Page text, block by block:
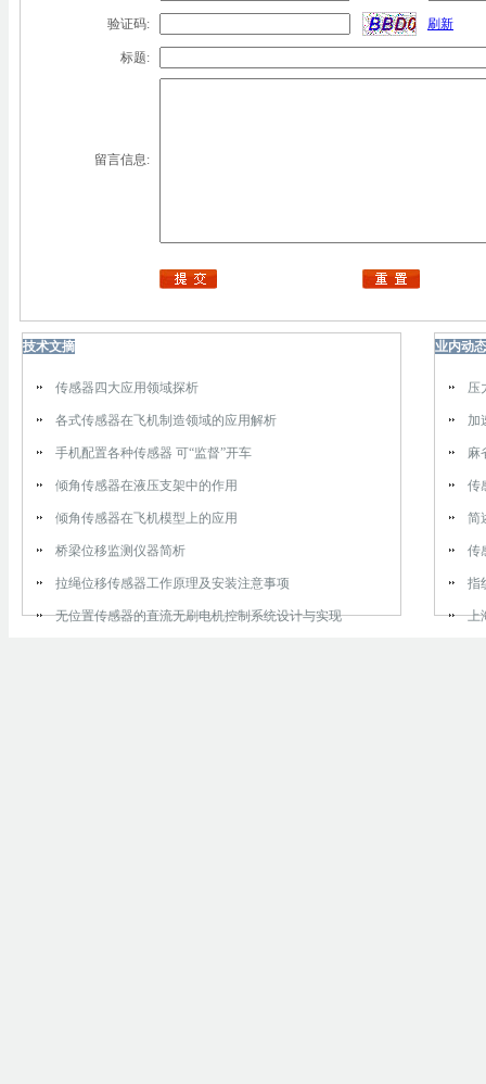
验证码: 刷新
标题:
留言信息:
技术文摘
传感器四大应用领域探析
各式传感器在飞机制造领域的应用解析
手机配置各种传感器 可“监督”开车
倾角传感器在液压支架中的作用
倾角传感器在飞机模型上的应用
桥梁位移监测仪器简析
拉绳位移传感器工作原理及安装注意事项
无位置传感器的直流无刷电机控制系统设计与实现
业内动态
压
加
麻
传
简
传
指
上